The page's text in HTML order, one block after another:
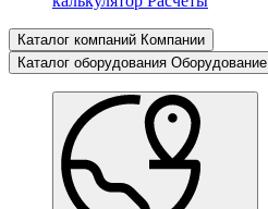
Каталог компаний Компании
Каталог оборудования Оборудование